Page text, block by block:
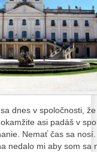
dnes v spoločnosti,
asi padáš v
Nemať čas sa
nedalo mi aby som sa